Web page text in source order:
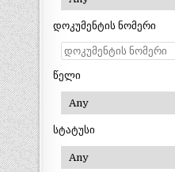
დოკუმენტის ნომერი
წელი
სტატუსი